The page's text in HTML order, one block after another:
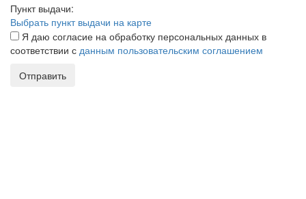
Пункт выдачи:
Выбрать пункт выдачи на карте
Я даю согласие на обработку персональных данных в
соответствии с данным пользовательским соглашением
Отправить